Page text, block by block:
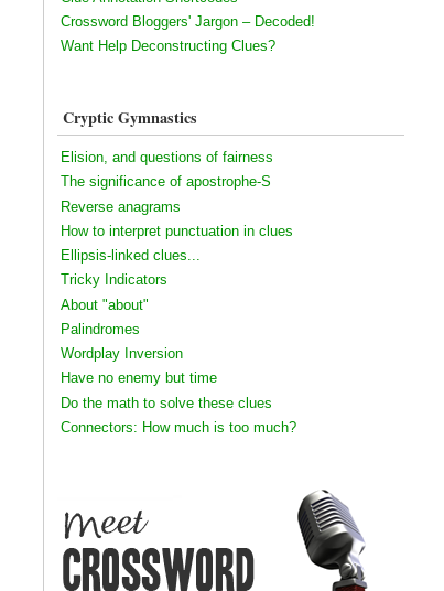
Crossword Bloggers' Jargon – Decoded!
Want Help Deconstructing Clues?
Cryptic Gymnastics
Elision, and questions of fairness
The significance of apostrophe-S
Reverse anagrams
How to interpret punctuation in clues
Ellipsis-linked clues...
Tricky Indicators
About "about"
Palindromes
Wordplay Inversion
Have no enemy but time
Do the math to solve these clues
Connectors: How much is too much?